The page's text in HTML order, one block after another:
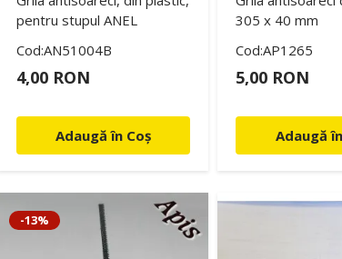
pentru stupul ANEL
Cod:AN51004B
4,00 RON
Adaugă în Coș
305 x 40 mm
Cod:AP1265
5,00 RON
Adaugă
-13%